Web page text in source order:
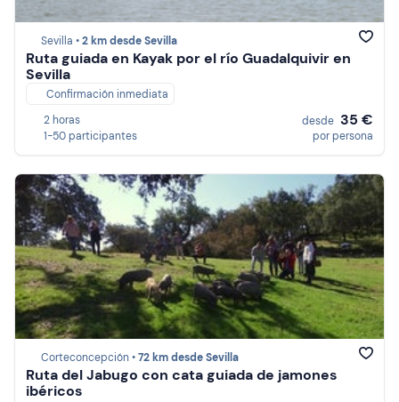
Sevilla •2 km desde Sevilla
Ruta guiada en Kayak por el río Guadalquivir en
Sevilla
Confirmación inmediata
2 horas
1-50 participantes
desde 35 €
por persona
Corteconcepción •72 km desde Sevilla
Ruta del Jabugo con cata guiada de jamones
ibéricos